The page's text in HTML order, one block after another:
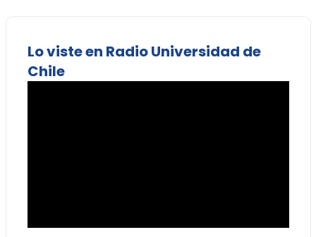
Lo viste en Radio Universidad de
Chile